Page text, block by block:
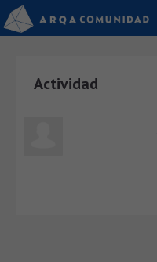
Actividad